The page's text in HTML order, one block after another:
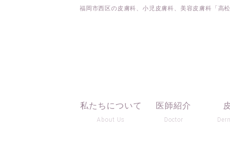
福岡市西区の皮膚科、小児皮膚科、美容皮膚科「高松
私たちについて
About Us
医師紹介
Doctor